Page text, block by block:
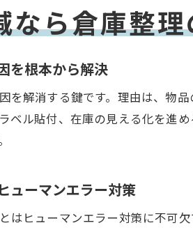
倉庫整理の
便利グッズか
倉庫整理
倉庫整理と
倉庫整理
なら倉庫整
を根本から解決
を解消する鍵です。理由は、物
ベル貼付、在庫の見える化を進
ューマンエラー対策
はヒューマンエラー対策に不可